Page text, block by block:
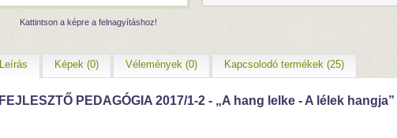
Kattintson a képre a felnagyításhoz!
Leírás Képek (0) Vélemények (0) Kapcsolodó termékek (25)
FEJLESZTŐ PEDAGÓGIA 2017/1-2 - „A hang lelke - A lélek hangja”